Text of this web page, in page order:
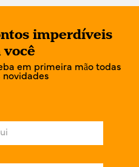
imperdíveis
você
em primeira mão todas
novidades